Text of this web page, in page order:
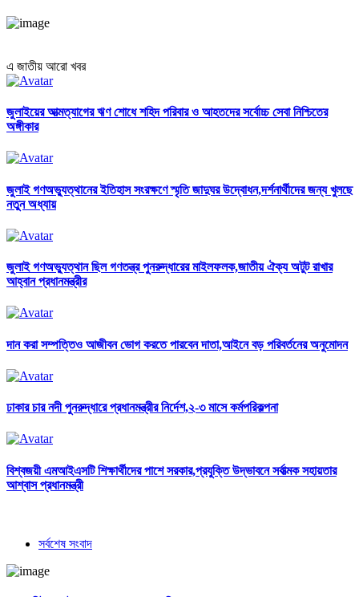
এ জাতীয় আরো খবর
জুলাইয়ের আত্মত্যাগের ঋণ শোধে শহিদ পরিবার ও আহতদের সর্বোচ্চ সেবা নিশ্চিতের
অঙ্গীকার
জুলাই গণঅভ্যুত্থানের ইতিহাস সংরক্ষণে স্মৃতি জাদুঘর উদ্বোধন,দর্শনার্থীদের জন্য খুলছে
নতুন অধ্যায়
জুলাই গণঅভ্যুত্থান ছিল গণতন্ত্র পুনরুদ্ধারের মাইলফলক,জাতীয় ঐক্য অটুট রাখার
আহ্বান প্রধানমন্ত্রীর
দান করা সম্পত্তিও আজীবন ভোগ করতে পারবেন দাতা,আইনে বড় পরিবর্তনের অনুমোদন
ঢাকার চার নদী পুনরুদ্ধারে প্রধানমন্ত্রীর নির্দেশ,২-৩ মাসে কর্মপরিকল্পনা
বিশ্বজয়ী এমআইএসটি শিক্ষার্থীদের পাশে সরকার,প্রযুক্তি উদ্ভাবনে সর্বাত্মক সহায়তার
আশ্বাস প্রধানমন্ত্রী
সর্বশেষ সংবাদ